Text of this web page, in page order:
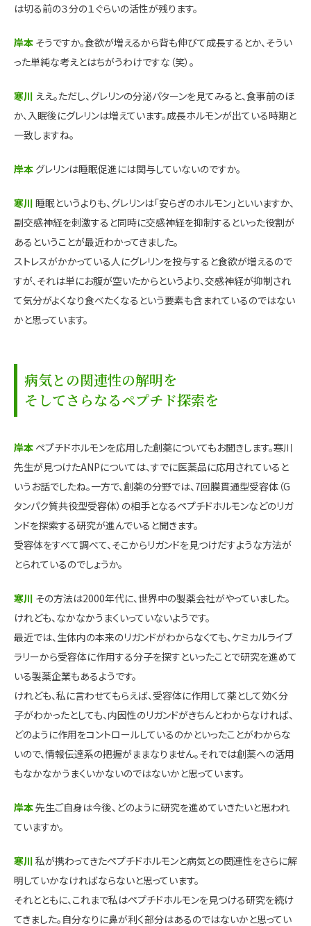
は切る前の３分の１ぐらいの活性が残ります。
岸本 そうですか。食欲が増えるから背も伸びて成長するとか、そうい
った単純な考えとはちがうわけですな（笑）。
寒川 ええ。ただし、グレリンの分泌パターンを見てみると、食事前のほ
か、入眠後にグレリンは増えています。成長ホルモンが出ている時期と
一致しますね。
岸本 グレリンは睡眠促進には関与していないのですか。
寒川 睡眠というよりも、グレリンは「安らぎのホルモン」といいますか、
副交感神経を刺激すると同時に交感神経を抑制するといった役割が
あるということが最近わかってきました。
ストレスがかかっている人にグレリンを投与すると食欲が増えるので
すが、それは単にお腹が空いたからというより、交感神経が抑制され
て気分がよくなり食べたくなるという要素も含まれているのではない
かと思っています。
病気との関連性の解明を
そしてさらなるペプチド探索を
岸本 ペプチドホルモンを応用した創薬についてもお聞きします。寒川
先生が見つけたANPについては、すでに医薬品に応用されていると
いうお話でしたね。一方で、創薬の分野では、7回膜貫通型受容体（G
タンパク質共役型受容体）の相手となるペプチドホルモンなどのリガ
ンドを探索する研究が進んでいると聞きます。
受容体をすべて調べて、そこからリガンドを見つけだすような方法が
とられているのでしょうか。
寒川 その方法は2000年代に、世界中の製薬会社がやっていました。
けれども、なかなかうまくいっていないようです。
最近では、生体内の本来のリガンドがわからなくても、ケミカルライブ
ラリーから受容体に作用する分子を探すといったことで研究を進めて
いる製薬企業もあるようです。
けれども、私に言わせてもらえば、受容体に作用して薬として効く分
子がわかったとしても、内因性のリガンドがきちんとわからなければ、
どのように作用をコントロールしているのかといったことがわからな
いので、情報伝達系の把握がままなりません。それでは創薬への活用
もなかなかうまくいかないのではないかと思っています。
岸本先生ご自身は今後、どのように研究を進めていきたいと思われ
ていますか。
寒川 私が携わってきたペプチドホルモンと病気との関連性をさらに解
明していかなければならないと思っています。
それとともに、これまで私はペプチドホルモンを見つける研究を続け
てきました。自分なりに鼻が利く部分はあるのではないかと思ってい